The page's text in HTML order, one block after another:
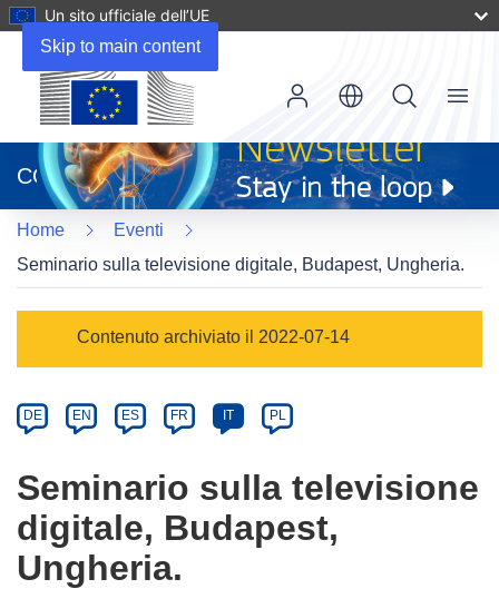
Skip to main content
Un sito ufficiale dell’UE
apre
in
una
nuova
finestra)
CORDIS
Menu
Home
Eventi
Seminario sulla televisione digitale, Budapest, Ungheria.
category
Contenuto archiviato il 2022-07-14
Article
available
the
following
languages:
DE EN ES FR IT PL
Seminario sulla televisione
digitale, Budapest,
Ungheria.